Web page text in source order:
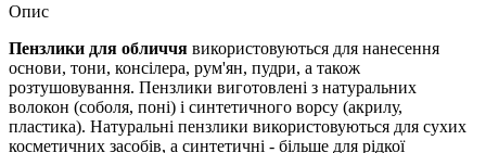
Опис
Пензлики для обличчя використовуються для нанесення
основи, тони, консілера, рум'ян, пудри, а також
розтушовування. Пензлики виготовлені з натуральних
волокон (соболя, поні) і синтетичного ворсу (акрилу,
пластика). Натуральні пензлики використовуються для сухих
косметичних засобів, а синтетичні - більше для рідкої